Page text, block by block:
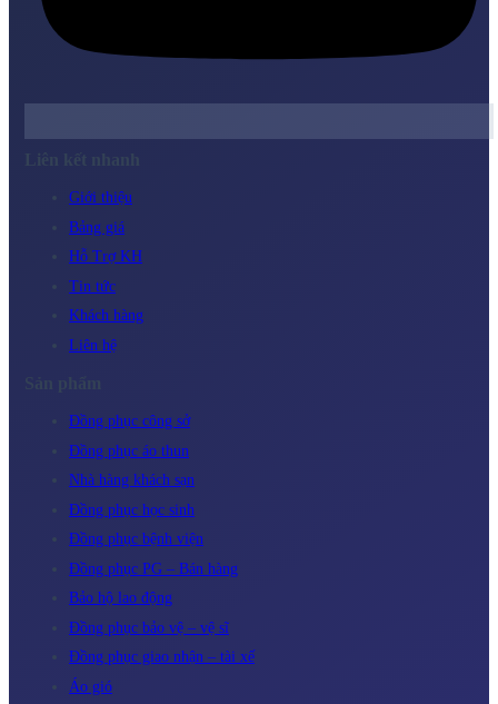
Giới thiệu
Bảng giá
Hỗ Trợ KH
Tin tức
Khách hàng
Liên hệ
Đồng phục công sở
Đồng phục áo thun
Nhà hàng khách sạn
Đồng phục học sinh
Đồng phục bệnh viện
Đồng phục PG – Bán hàng
Bảo hộ lao động
Đồng phục bảo vệ – vệ sĩ
Đồng phục giao nhận – tài xế
Áo gió